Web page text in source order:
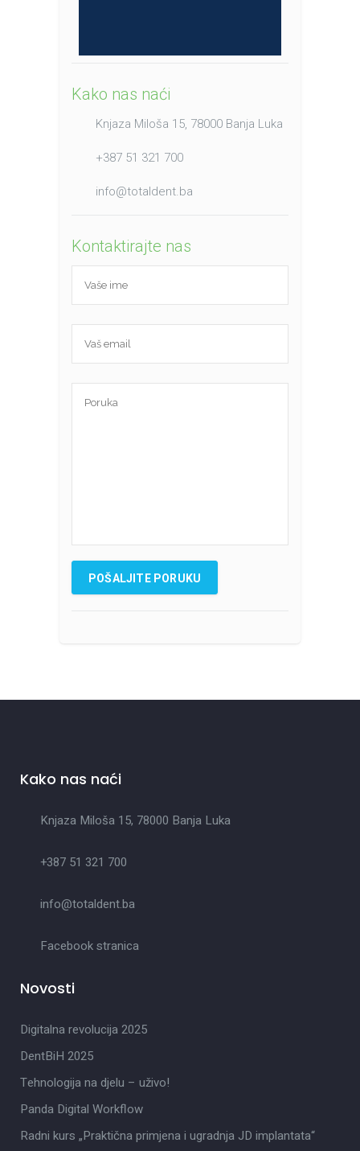
Kako nas naći
Knjaza Miloša 15, 78000 Banja Luka
+387 51 321 700
info@totaldent.ba
Kontaktirajte nas
Kako nas naći
Knjaza Miloša 15, 78000 Banja Luka
+387 51 321 700
info@totaldent.ba
Facebook stranica
Novosti
Digitalna revolucija 2025
DentBiH 2025
Tehnologija na djelu – uživo!
Panda Digital Workflow
Radni kurs „Praktična primjena i ugradnja JD implantata“